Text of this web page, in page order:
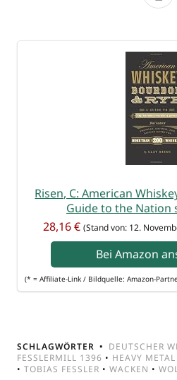
Risen, C: Ame­ri­can
Gui­de to the Nati­on
28,16 € (Stand von: 12.
Bei Ama­zon
(* = Affi­lia­te-Link / Bild­quel­le: Amazon-
SCHLAGWÖRTER DEUTSCHER
FESSLERMILL 1396 • HEAVY METAL
• TOBIAS FESSLER • WACKEN •